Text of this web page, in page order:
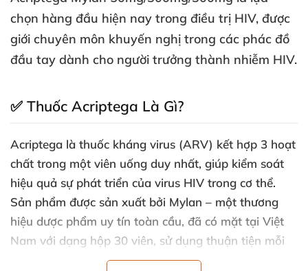
chọn hàng đầu hiện nay trong điều trị HIV, được
giới chuyên môn khuyến nghị trong các phác đồ
đầu tay dành cho người trưởng thành nhiễm HIV.
✅ Thuốc Acriptega Là Gì?
Acriptega là thuốc kháng virus (ARV) kết hợp 3 hoạt
chất trong một viên uống duy nhất, giúp kiểm soát
hiệu quả sự phát triển của virus HIV trong cơ thể.
Sản phẩm được sản xuất bởi Mylan – một thương
hiệu dược phẩm uy tín toàn cầu, đã có mặt tại Việt
Nam với dạng hộp 30 viên, sử dụng thuận tiện mỗi